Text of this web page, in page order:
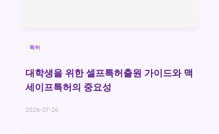
특허
대학생을 위한 셀프특허출원 가이드와 맥
세이프특허의 중요성
2026-07-26